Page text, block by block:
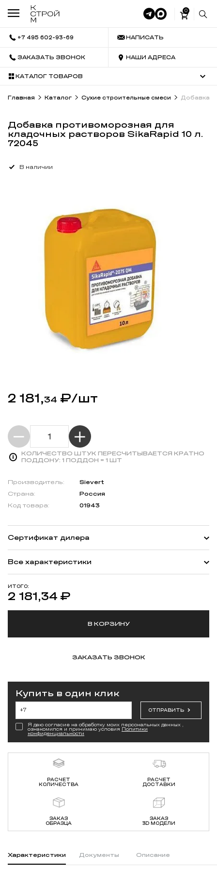
0
+7 495 602-93-69 НАПИСАТЬ
ЗАКАЗАТЬ ЗВОНОК НАШИ АДРЕСА
КАТАЛОГ ТОВАРОВ
Главная Каталог Сухие строительные смеси Добавка
Добавка противоморозная для
кладочных растворов SikaRapid 10 л.
72045
В наличии
2 181,34 ₽/шт
КОЛИЧЕСТВО ШТУК ПЕРЕСЧИТЫВАЕТСЯ КРАТНО
ПОДДОНУ: 1 ПОДДОН = 1 ШТ
ИТОГО:
2 181,34 ₽
В КОРЗИНУ
ЗАКАЗАТЬ ЗВОНОК
Производитель:
Sievert
Страна:
Россия
Код товара:
01943
Все характеристики
Сертификат дилера
Купить в один клик
ОТПРАВИТЬ
Я даю согласие на обработку моих персональных данных ,
ознакомился и принимаю условия Политики
конфиденциальности
РАСЧЕТ
КОЛИЧЕСТВА
РАСЧЕТ
ДОСТАВКИ
ЗАКАЗ
ОБРАЗЦА
ЗАКАЗ
3D МОДЕЛИ
Характеристики Документы Описание